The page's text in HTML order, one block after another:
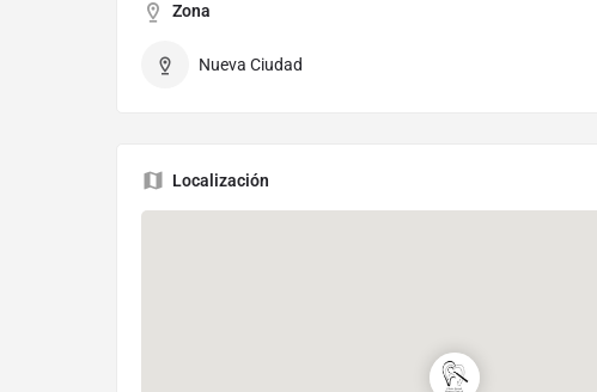
Zona
Nueva Ciudad
Localización